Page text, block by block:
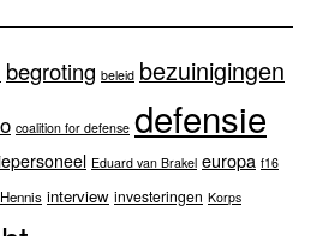
begroting beleid bezuinigingen
coalition for defense defensie
Eduard van Brakel europa f16
Hennis interview investeringen Korps